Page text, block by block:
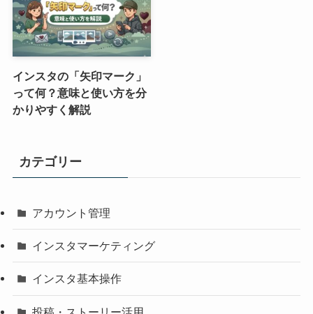
インスタの「矢印マーク」
って何？意味と使い方を分
かりやすく解説
カテゴリー
アカウント管理
インスタマーケティング
インスタ基本操作